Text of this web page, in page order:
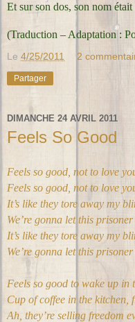
Et sur son dos, son nom
(Traduction – Adaptation :
Le 4/25/2011 2
Partager
DIMANCHE 24 AVRIL 2011
Feels So Good
Feels so good, not to love
Feels so good, not to love
It’s like they tore away my
We’re gonna let this
It’s like they tore away my
We’re gonna let this
Feels so good to wake up in
Cup of coffee in the
Ah, they’re selling freedom